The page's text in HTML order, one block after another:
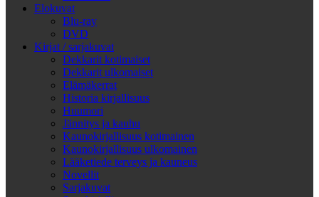
Elokuvat
Blu-ray
DVD
Kirjat / sarjakuvat
Dekkarit kotimaiset
Dekkarit ulkomaiset
Elämäkerrat
Historia kirjallisuus
Huumori
Jännitys ja kauhu
Kaunokirjallisuus kotimainen
Kaunokirjallisuus ulkomainen
Lääketiede terveys ja kauneus
Novellit
Sarjakuvat